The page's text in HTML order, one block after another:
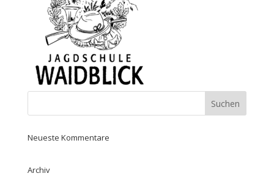
Neueste Kommentare
Archiv